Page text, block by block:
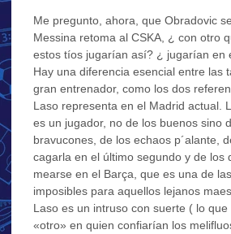
Me pregunto, ahora, que Obradovic
Messina retoma al CSKA, ¿ con otro
estos tíos jugarían así? ¿ jugarían en
Hay una diferencia esencial entre las
gran entrenador, como los dos
Laso representa en el Madrid actual.
es un jugador, no de los buenos sino
bravucones, de los echaos p´alante,
cagarla en el último segundo y de los
mearse en el Barça, que es una de
imposibles para aquellos lejanos
Laso es un intruso con suerte ( lo que
«otro» en quien confiarían los